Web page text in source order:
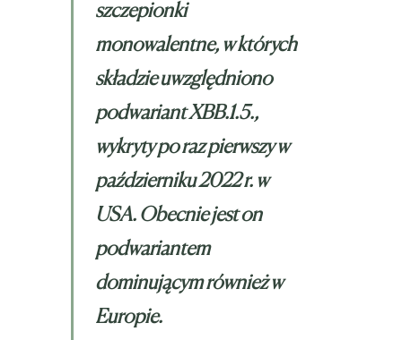
szczepionki
monowalentne, w których
składzie uwzględniono
podwariant XBB.1.5.,
wykryty po raz pierwszy w
październiku 2022 r. w
USA. Obecnie jest on
podwariantem
dominującym również w
Europie.